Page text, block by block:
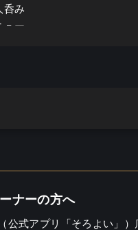
呑み
ュー
ナーの方へ
公式アプリ「そろよい」）